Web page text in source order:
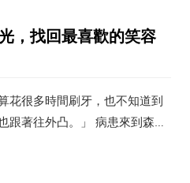
，找回最喜歡的笑容
花很多時間刷牙，也不知道到
跟著往外凸。」 病患來到森釉
牙齒清潔不易，二是嘴唇往
，清潔上有死角，明明很認真